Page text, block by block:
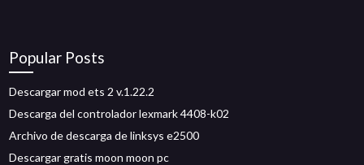
Popular Posts
Descargar mod ets 2 v.1.22.2
Descarga del controlador lexmark 4408-k02
Archivo de descarga de linksys e2500
Descargar gratis moon moon pc